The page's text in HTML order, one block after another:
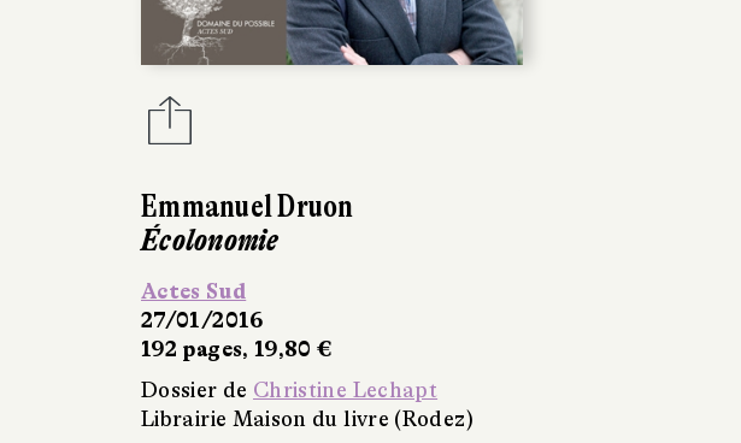
Emmanuel Druon
Écolonomie
Actes Sud
27/01/2016
192 pages, 19,80 €
Dossier de Christine Lechapt
Librairie Maison du livre (Rodez)